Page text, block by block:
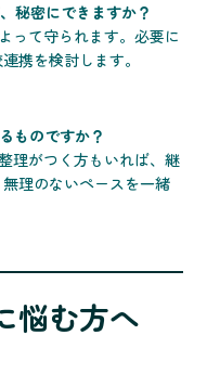
秘密にできますか？
って守られます。必要に
携を検討します。
ものですか？
理がつく方もいれば、継
理のないペースを一緒
悩む方へ